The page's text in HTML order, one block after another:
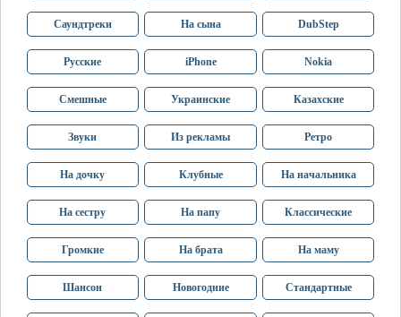
Саундтреки На сына DubStep
Русские iPhone Nokia
Смешные Украинские Казахские
Звуки Из рекламы Ретро
На дочку Клубные На начальника
На сестру На папу Классические
Громкие На брата На маму
Шансон Новогодние Стандартные